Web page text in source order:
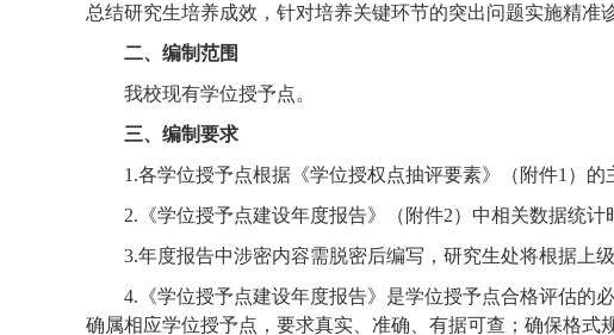
总结研究生培养成效，针对培养关键环节的突出问题实施精准
二、 编制范围
我校现有学位授予点。
三、编制要求
1.各学位授予点根据《学位授权点抽评要素》 （附件1 ） 的
2.《学位授予点建设年度报告》
（附件2） 中相关数据统计
3.年度报告中涉密内容需脱密后编写，研究生处将根据上
4.《学位授予点建设年度报告》是学位授予点合格评估的
确属相应学位授予点，要求真实、准确 有据可查；确保格式